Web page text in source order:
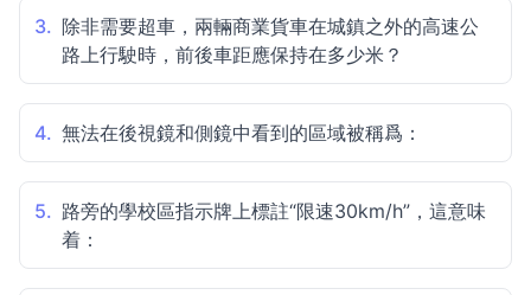
3. 除非需要超車，兩輛商業貨車在城鎮之外的高速公
路上行駛時，前後車距應保持在多少米？
4. 無法在後視鏡和側鏡中看到的區域被稱爲：
5. 路旁的學校區指示牌上標註“限速30km/h”，這意味
着：